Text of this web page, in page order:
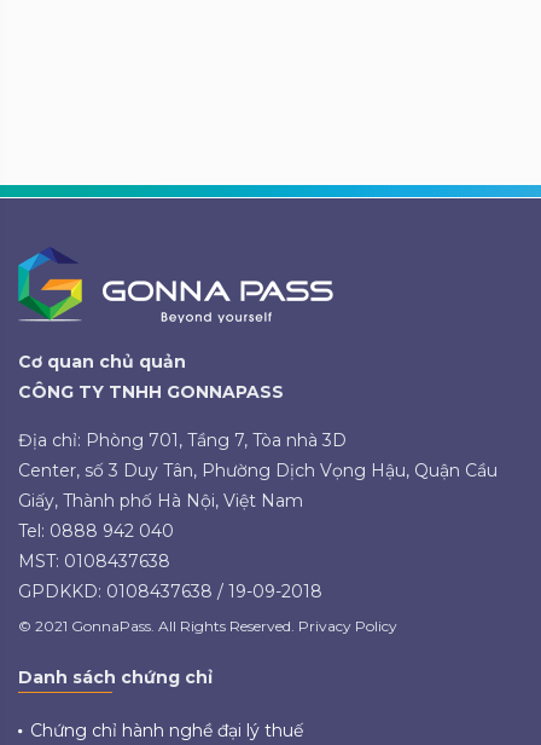
Cơ quan chủ quản
CÔNG TY TNHH GONNAPASS
Địa chỉ: Phòng 701, Tầng 7, Tòa nhà 3D
Center, số 3 Duy Tân, Phường Dịch Vọng Hậu, Quận Cầu
Giấy, Thành phố Hà Nội, Việt Nam
Tel: 0888 942 040
MST: 0108437638
GPDKKD: 0108437638 / 19-09-2018
© 2021 GonnaPass. All Rights Reserved. Privacy Policy
Danh sách chứng chỉ
Chứng chỉ hành nghề đại lý thuế